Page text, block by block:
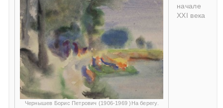
Чернышев Борис Петрович (1906-1969 )На берегу.
начале
ХХI века